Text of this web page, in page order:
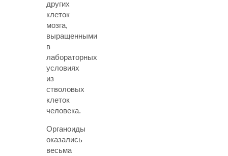
других
клеток
мозга,
выращенными
в
лабораторных
условиях
из
стволовых
клеток
человека.
Органоиды
оказались
весьма